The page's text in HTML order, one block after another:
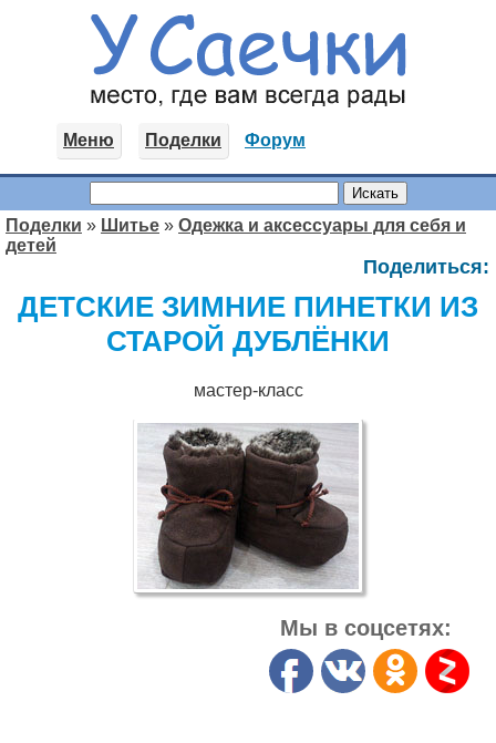
Меню Поделки Форум
Поделки » Шитье » Одежка и аксессуары для себя и
детей
Поделиться:
ДЕТСКИЕ ЗИМНИЕ ПИНЕТКИ ИЗ
СТАРОЙ ДУБЛЁНКИ
мастер-класс
Мы в соцсетях: